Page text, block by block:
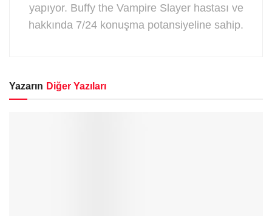
yapıyor. Buffy the Vampire Slayer hastası ve
hakkında 7/24 konuşma potansiyeline sahip.
Yazarın Diğer Yazıları